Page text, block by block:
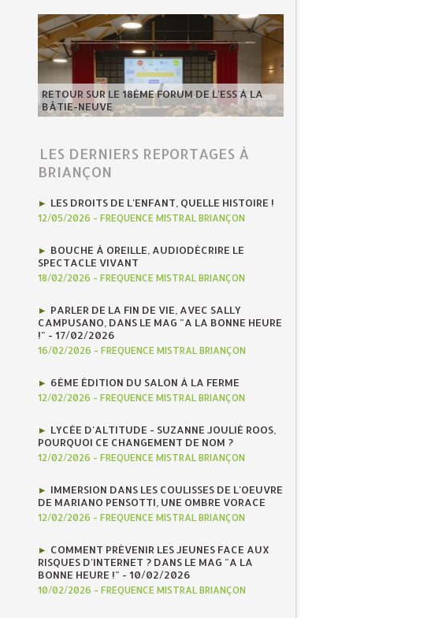
RETOUR SUR LE 18ÈME FORUM DE L'ESS À LA
BÂTIE-NEUVE
LES DERNIERS REPORTAGES À
BRIANÇON
LES DROITS DE L'ENFANT, QUELLE HISTOIRE !
12/05/2026 - FREQUENCE MISTRAL BRIANÇON
BOUCHE À OREILLE, AUDIODÉCRIRE LE
SPECTACLE VIVANT
18/02/2026 - FREQUENCE MISTRAL BRIANÇON
PARLER DE LA FIN DE VIE, AVEC SALLY
CAMPUSANO, DANS LE MAG "A LA BONNE HEURE
!" - 17/02/2026
16/02/2026 - FREQUENCE MISTRAL BRIANÇON
6ÈME ÉDITION DU SALON À LA FERME
12/02/2026 - FREQUENCE MISTRAL BRIANÇON
LYCÉE D'ALTITUDE - SUZANNE JOULIÉ ROOS,
POURQUOI CE CHANGEMENT DE NOM ?
12/02/2026 - FREQUENCE MISTRAL BRIANÇON
IMMERSION DANS LES COULISSES DE L'OEUVRE
DE MARIANO PENSOTTI, UNE OMBRE VORACE
12/02/2026 - FREQUENCE MISTRAL BRIANÇON
COMMENT PRÉVENIR LES JEUNES FACE AUX
RISQUES D'INTERNET ? DANS LE MAG "A LA
BONNE HEURE !" - 10/02/2026
10/02/2026 - FREQUENCE MISTRAL BRIANÇON